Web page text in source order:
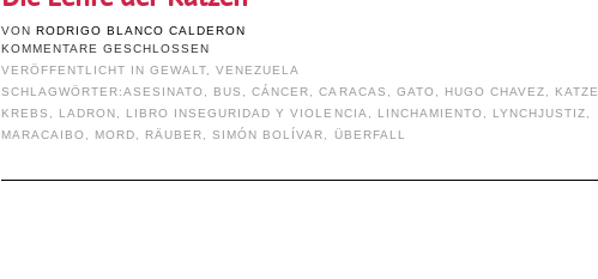
VON RODRIGO BLANCO CALDERON
KOMMENTARE GESCHLOSSEN
VERÖFFENTLICHT IN GEWALT ,VENEZUELA
SCHLAGWÖRTER:ASESINATO BUS ,CÁNCER ,CARACAS GATO HUGO CHAVEZ KATZE
KREBS
LADRON LIBRO INSEGURIDAD Y VIOLENCIA LINCHAMIENTO LYNCHJUSTIZ
MARACAIBO
MORD RÄUBER ,SIMÓN BOLÍVAR ÜBERFALL